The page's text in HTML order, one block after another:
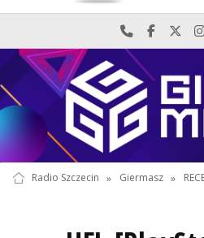
Najlepiej po
Radio Szczecin » Giermasz »